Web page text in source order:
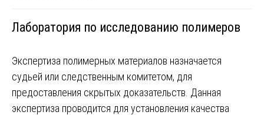
Лаборатория по исследованию полимеров
Экспертиза полимерных материалов назначается
судьей или следственным комитетом, для
предоставления скрытых доказательств. Данная
экспертиза проводится для установления качества